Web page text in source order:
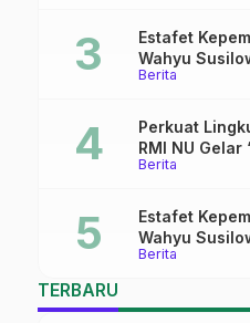
Berita
Estafet
Wahyu
Ma’arif
Berita
Perkuat
RMI NU Gelar
Pati
Berita
Estafet
Wahyu
Ma’arif
TERBARU